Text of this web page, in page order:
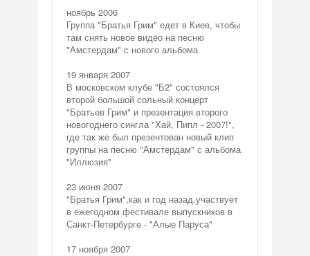
ноябрь 2006
Группа "Братья Грим" едет в Киев, чтобы
там снять новое видео на песню
"Амстердам" с нового альбома
19 января 2007
В московском клубе "Б2" состоялся
второй большой сольный концерт
"Братьев Грим" и презентация второго
новогоднего сингла "Хай, Пипл - 2007!",
где так же был презентован новый клип
группы на песню "Амстердам" с альбома
"Иллюзия"
23 июня 2007
"Братья Грим",как и год назад,участвует
в ежегодном фестивале выпускников в
Санкт-Петербурге - "Алые Паруса"
17 ноября 2007